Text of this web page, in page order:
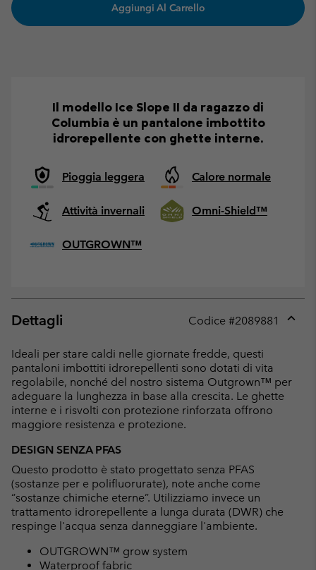
Aggiungi Al Carrello
Il modello Ice Slope II da ragazzo di
Columbia è un pantalone imbottito
idrorepellente con ghette interne.
Pioggia leggera Calore normale
Attività invernali Omni-Shield™
OUTGROWN™
Dettagli Codice #2089881
Ideali per stare caldi nelle giornate fredde, questi
pantaloni imbottiti idrorepellenti sono dotati di vita
regolabile, nonché del nostro sistema Outgrown™ per
adeguare la lunghezza in base alla crescita. Le ghette
interne e i risvolti con protezione rinforzata offrono
maggiore resistenza e protezione.
DESIGN SENZA PFAS
Questo prodotto è stato progettato senza PFAS
(sostanze per e polifluorurate), note anche come
“sostanze chimiche eterne”. Utilizziamo invece un
trattamento idrorepellente a lunga durata (DWR) che
respinge l'acqua senza danneggiare l'ambiente.
OUTGROWN™ grow system
Waterproof fabric